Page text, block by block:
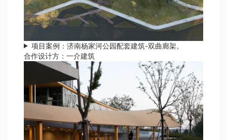
项目案例：济南杨家河公园配套建筑-双曲廊架。
合作设计方：一介建筑